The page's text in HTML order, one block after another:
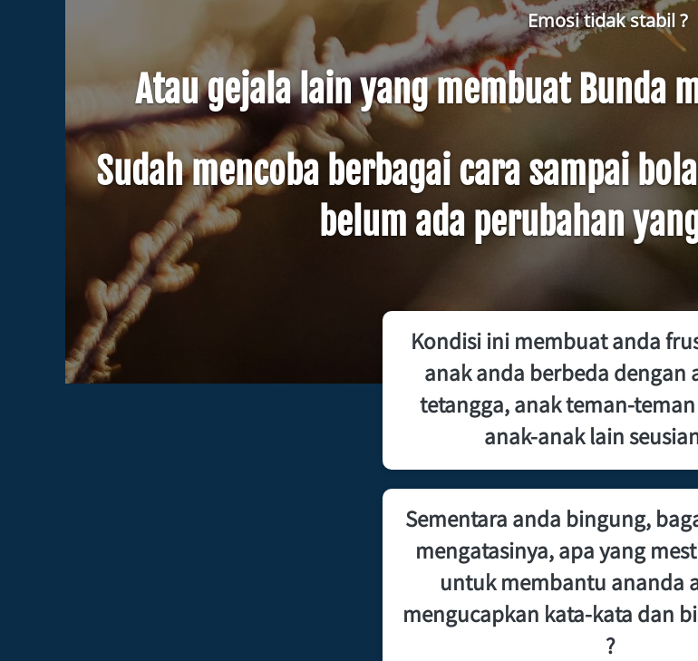
Emosi tidak stabil ?
Atau gejala lain yang membuat Bunda
Sudah mencoba berbagai cara sampai
belum ada perubahan
Kondisi ini membuat anda
anak anda berbeda dengan
tetangga, anak teman-
anak-anak lain
Sementara anda bingung,
mengatasinya, apa yang
untuk membantu ananda
mengucapkan kata-kata dan
?